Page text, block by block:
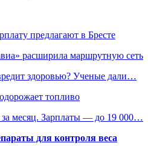
предлагают в Бресте
расширила маршрутную сеть
здоровью? Ученые дали…
топливо
за месяц. Зарплаты — до 19 000…
для контроля веса